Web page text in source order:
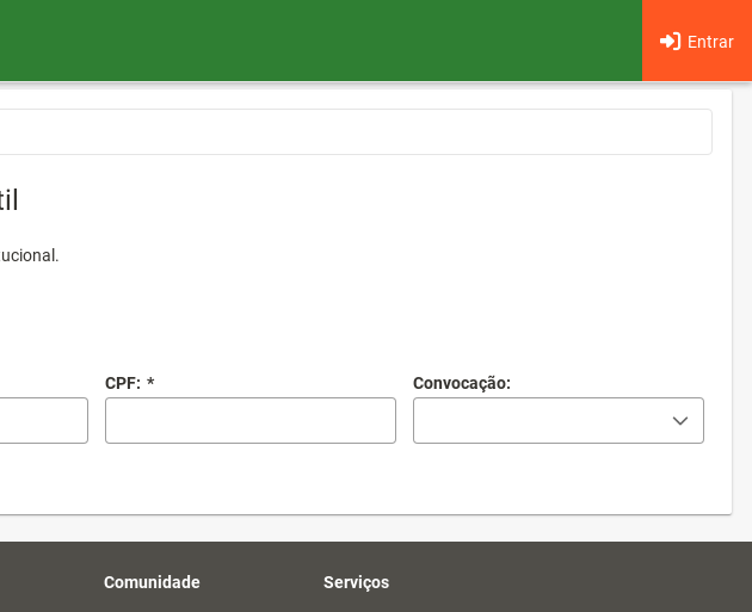
Entrar
CPF: * Convocação:
Comunidade Serviços